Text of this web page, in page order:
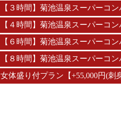
【３時間】菊池温泉スーパーコ
【４時間】菊池温泉スーパーコ
【６時間】菊池温泉スーパーコ
【８時間】菊池温泉スーパーコ
女体盛り付プラン【+55,000円(刺